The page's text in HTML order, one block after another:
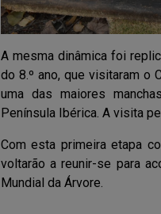
A mesma dinâmica foi
do 8.º ano, que visitaram o
uma das maiores
Península Ibérica. A visita
Com esta primeira etapa
voltarão a reunir-se para
Mundial da Árvore.